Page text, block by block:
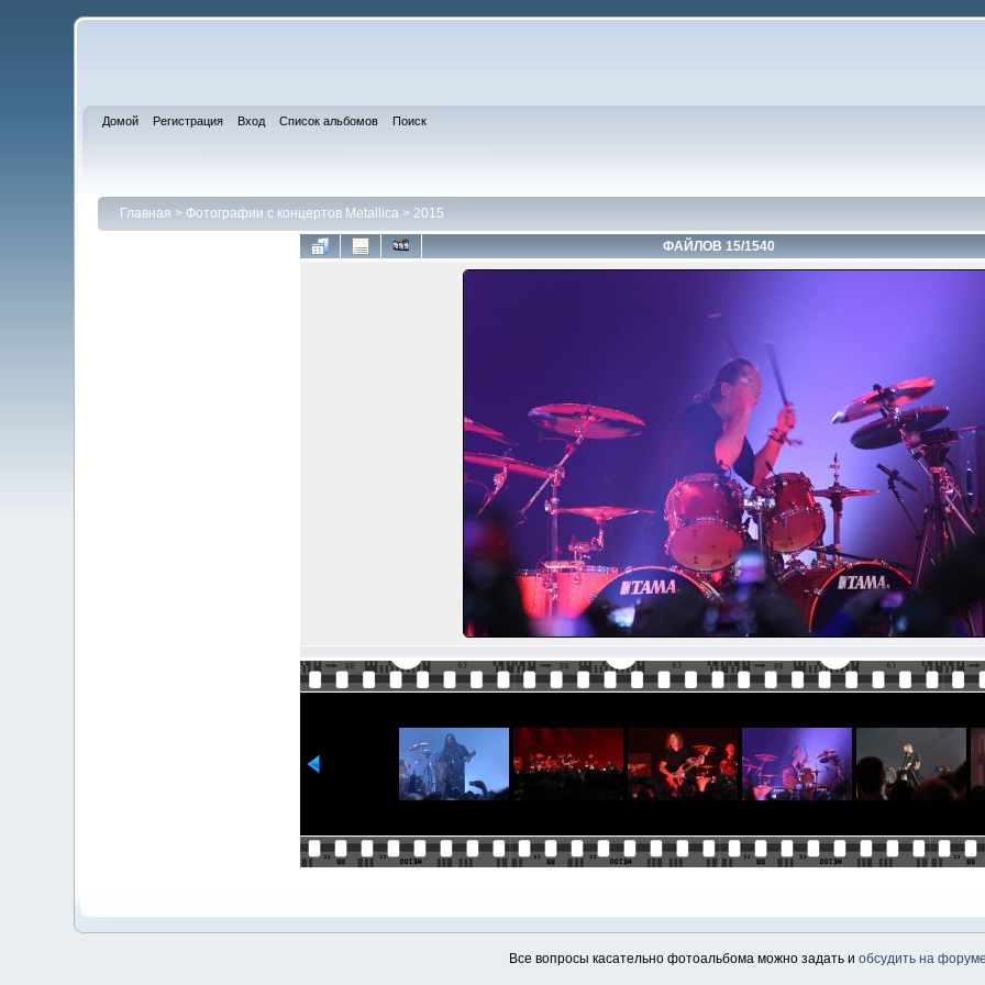
Домой Регистрация Вход Список альбомов Поиск
Главная > Фотографии с концертов Metallica> 2015
ФАЙЛОВ 15/1540
Все вопросы касательно фотоальбома можно задать и обсудить на